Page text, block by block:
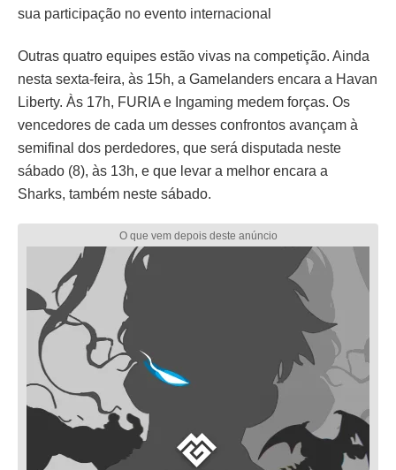
sua participação no evento internacional
Outras quatro equipes estão vivas na competição. Ainda
nesta sexta-feira, às 15h, a Gamelanders encara a Havan
Liberty. Às 17h, FURIA e Ingaming medem forças. Os
vencedores de cada um desses confrontos avançam à
semifinal dos perdedores, que será disputada neste
sábado (8), às 13h, e que levar a melhor encara a
Sharks, também neste sábado.